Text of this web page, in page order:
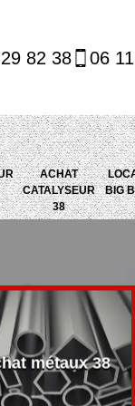
82 38 06
ACHAT
CATALYSEUR
38
BIG
métaux 38